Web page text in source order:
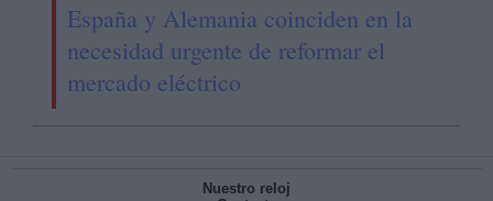
España y Alemania coinciden en la
necesidad urgente de reformar el
mercado eléctrico
Nuestro reloj